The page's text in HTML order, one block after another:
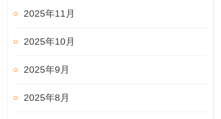
2025年11月
2025年10月
2025年9月
2025年8月